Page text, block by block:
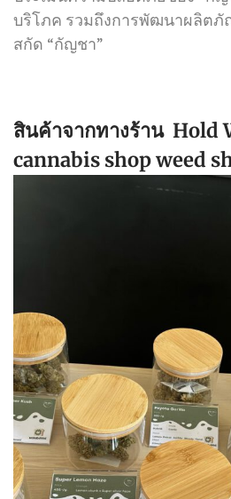
บริโภค รวมถึงการพัฒนาผลิต
สกัด “กัญชา”
สินค้าจากทางร้าน Hold
cannabis shop weed